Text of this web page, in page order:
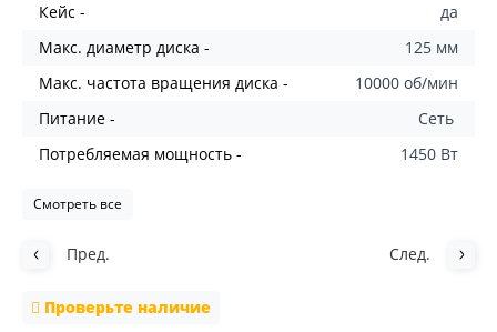
Кейс -
да
Макс. диаметр диска -
125 мм
Макс. частота вращения диска -
10000 об/мин
Питание -
Сеть
Потребляемая мощность -
1450 Вт
Смотреть все
Пред. След.
Проверьте наличие